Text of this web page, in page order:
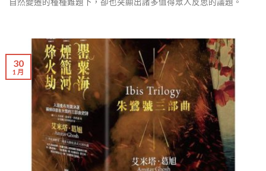
自然變遷的種種難題下，卻也突顯出諸多值得眾人反思的議題。
30
1 月